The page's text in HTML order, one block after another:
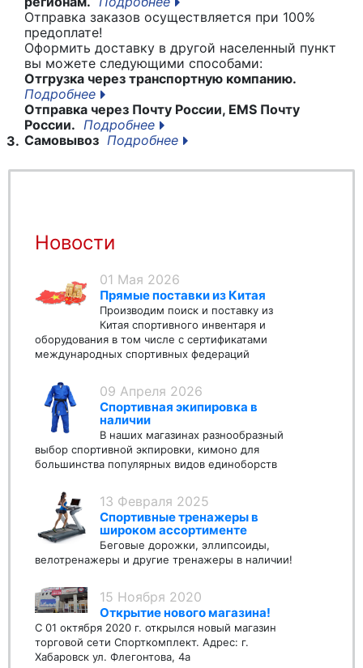
Отправка заказов осуществляется при 100%
предоплате!
Оформить доставку в другой населенный пункт
вы можете следующими способами:
Отгрузка через транспортную компанию.
Подробнее
Отправка через Почту России, EMS Почту
России. Подробнее
3. Самовывоз Подробнее
Новости
01 Мая 2026
Прямые поставки из Китая
Производим поиск и поставку из
Китая спортивного инвентаря и
оборудования в том числе с сертификатами
международных спортивных федераций
09 Апреля 2026
Спортивная экипировка в
наличии
В наших магазинах разнообразный
выбор спортивной экпировки, кимоно для
большинства популярных видов единоборств
13 Февраля 2025
Спортивные тренажеры в
широком ассортименте
Беговые дорожки, эллипсоиды,
велотренажеры и другие тренажеры в наличии!
15 Ноября 2020
Открытие нового магазина!
С 01 октября 2020 г. открылся новый магазин
торговой сети Спорткомплект. Адрес: г.
Хабаровск ул. Флегонтова, 4а